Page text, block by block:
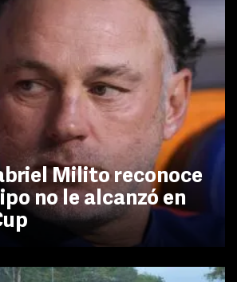
Milito reconoce
no le alcanzó en